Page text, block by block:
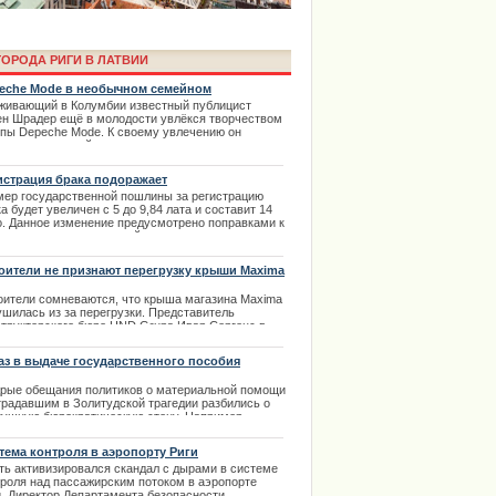
Laima Voice пройдет онлайн в
Вайкуле
Rendezvous Jūrmala будет
РИГИ В ЛАТВИИ
Mode в необычном семейном
в Колумбии известный публицист
Шрадер ещё в молодости увлёкся творчеством
Depeche Mode. К своему увлечению он
и детей, теперь они вместе исполняют
брака подоражает
государственной пошлины за регистрацию
будет увеличен с 5 до 9,84 лата и составит 14
Данное изменение предусмотрено поправками к
о государственной пошлине за регистрацию
не признают перегрузку крыши Maxima
сомневаются, что крыша магазина Maxima
из за перегрузки. Представитель
бюро HND Grupa Ивар Сергецс в
причиной обрушения кровли. Уже два года как
находится в эксплуатации.
в выдаче государственного пособия
обещания политиков о материальной помощи
в Золитудской трагедии разбились о
бюрократическую стену. Например,
скорая забрала из дома, а не из торгового
контроля в аэропорту Риги
активизировался скандал с дырами в системе
над пассажирским потоком в аэропорте